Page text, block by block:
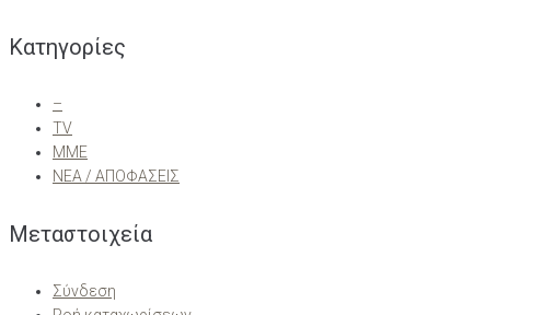
Kατηγορίες
–
TV
ΜΜΕ
ΝΕΑ / ΑΠΟΦΑΣΕΙΣ
Μεταστοιχεία
Σύνδεση